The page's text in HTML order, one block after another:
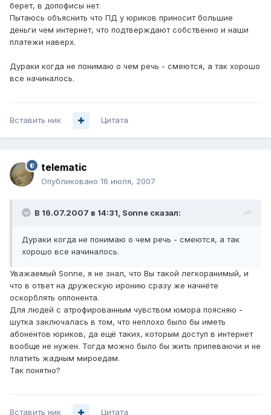
берет, в допофисы нет.
Пытаюсь объяснить что ПД у юриков приносит большие
деньги чем интернет, что подтверждают собственно и наши
платежи наверх.
Дураки когда не понимаю о чем речь - смеются, а так хорошо
все начиналось.
Вставить ник Цитата
telematic
Опубликовано 16 июля, 2007
В 16.07.2007 в 14:31, Sonne сказал:
Дураки когда не понимаю о чем речь - смеются, а так
хорошо все начиналось.
Уважаемый Sonne, я не знал, что Вы такой легкоранимый, и
что в ответ на дружескую иронию сразу же начнёте
оскорблять оппонента.
Для людей с атрофированным чувством юмора поясняю -
шутка заключалась в том, что неплохо было бы иметь
абонентов юриков, да ещё таких, которым доступ в интернет
вообще не нужен. Тогда можно было бы жить припеваючи и не
платить жадным мироедам.
Так понятно?
Вставить ник Цитата